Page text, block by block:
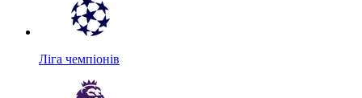
Ліга чемпіонів